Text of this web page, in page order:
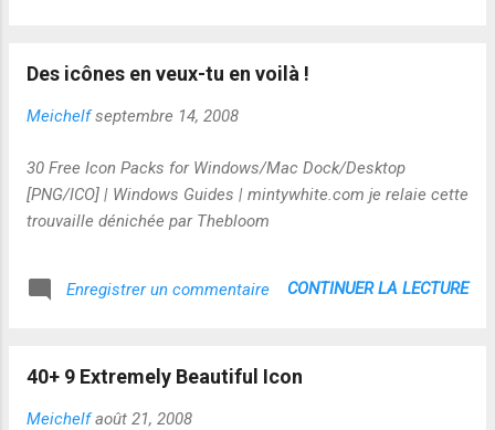
Des icônes en veux-tu en voilà !
Meichelf septembre 14, 2008
30 Free Icon Packs for Windows/Mac Dock/Desktop
[PNG/ICO] | Windows Guides | mintywhite.com je relaie cette
trouvaille dénichée par Thebloom
Enregistrer un commentaire CONTINUER LA LECTURE
40+ 9 Extremely Beautiful Icon
Meichelf août 21, 2008